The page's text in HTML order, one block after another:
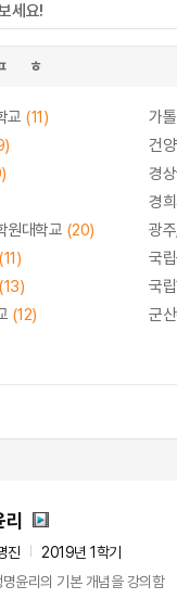
세요!
ㅎ
교 (11) 가
건
경
경
원대학교 (20) 광
(11) 국
(13) 국
(12) 군
진
2019년 1학기
윤리의 기본 개념을 강의함